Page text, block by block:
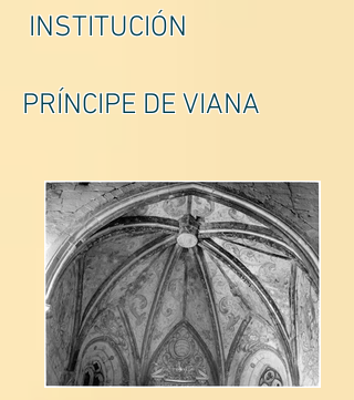
INSTITUCIÓN
PRÍNCIPE DE VIANA